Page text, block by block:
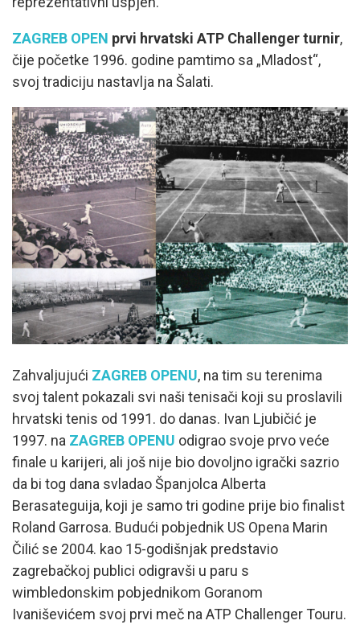
ZAGREB OPEN prvi hrvatski ATP Challenger turnir,
čije početke 1996. godine pamtimo sa „Mladost“,
svoj tradiciju nastavlja na Šalati.
Zahvaljujući ZAGREB OPENU, na tim su terenima
svoj talent pokazali svi naši tenisači koji su proslavili
hrvatski tenis od 1991. do danas. Ivan Ljubičić je
1997. na ZAGREB OPENU odigrao svoje prvo veće
finale u karijeri, ali još nije bio dovoljno igrački sazrio
da bi tog dana svladao Španjolca Alberta
Berasateguija, koji je samo tri godine prije bio finalist
Roland Garrosa. Budući pobjednik US Opena Marin
Čilić se 2004. kao 15-godišnjak predstavio
zagrebačkoj publici odigravši u paru s
wimbledonskim pobjednikom Goranom
Ivaniševićem svoj prvi meč na ATP Challenger Touru.